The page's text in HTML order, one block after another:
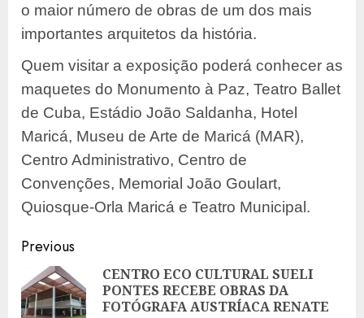
o maior número de obras de um dos mais
importantes arquitetos da história.
Quem visitar a exposição poderá conhecer as
maquetes do Monumento à Paz, Teatro Ballet
de Cuba, Estádio João Saldanha, Hotel
Maricá, Museu de Arte de Maricá (MAR),
Centro Administrativo, Centro de
Convenções, Memorial João Goulart,
Quiosque-Orla Maricá e Teatro Municipal.
Post
navigation
Previous
CENTRO ECO CULTURAL SUELI
PONTES RECEBE OBRAS DA
FOTÓGRAFA AUSTRÍACA RENATE